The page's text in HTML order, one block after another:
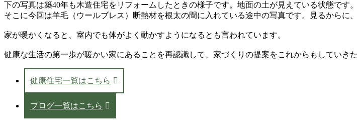
下の写真は築40年も木造住宅をリフォームしたときの様子です。地面の土が見えている状態です。
そこに今回は羊毛（ウールブレス）断熱材を根太の間に入れている途中の写真です。見るからに
家が暖かくなると、室内でも体がよく動かすようになるとも言われています。
健康な生活の第一歩が暖かい家にあることを再認識して、家づくりの提案をこれからもしていきた
健康住宅一覧はこちら
ブログ一覧はこちら